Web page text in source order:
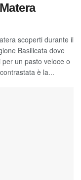
scoperti durante il
Basilicata dove
un pasto veloce o
è la...